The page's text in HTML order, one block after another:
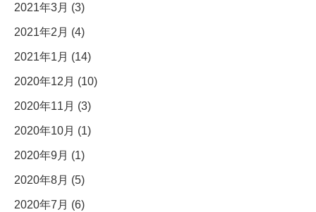
2021年3月 (3)
2021年2月 (4)
2021年1月 (14)
2020年12月 (10)
2020年11月 (3)
2020年10月 (1)
2020年9月 (1)
2020年8月 (5)
2020年7月 (6)